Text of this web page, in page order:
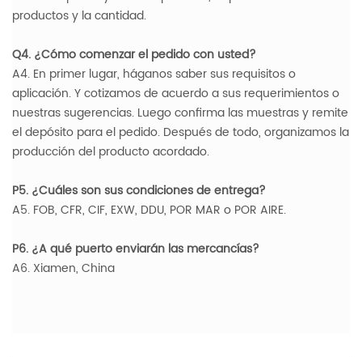
productos y la cantidad.
Q4. ¿Cómo comenzar el pedido con usted?
A4. En primer lugar, háganos saber sus requisitos o
aplicación. Y cotizamos de acuerdo a sus requerimientos o
nuestras sugerencias. Luego confirma las muestras y remite
el depósito para el pedido. Después de todo, organizamos la
producción del producto acordado.
P5. ¿Cuáles son sus condiciones de entrega?
A5. FOB, CFR, CIF, EXW, DDU, POR MAR o POR AIRE.
P6. ¿A qué puerto enviarán las mercancías?
A6. Xiamen, China